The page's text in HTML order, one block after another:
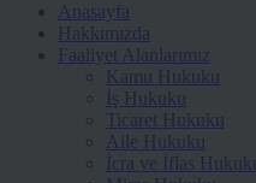
Anasayfa
Hakkımızda
Faaliyet Alanlarımız
Kamu Hukuku
İş Hukuku
Ticaret Hukuku
Aile Hukuku
İcra ve İflas Hukuku